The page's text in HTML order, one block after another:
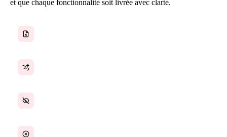
et que chaque fonctionnalité soit livrée avec clarté.